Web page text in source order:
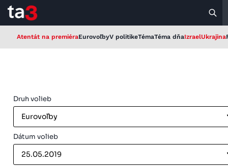
Atentát na premiéraEurovoľbyV politikeTémaTéma dňaIzraelUkrajina
Druh volieb
Eurovoľby
Dátum volieb
25.05.2019